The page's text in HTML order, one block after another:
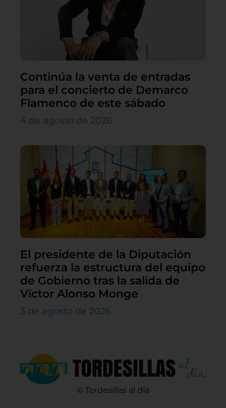
Continúa la venta de entradas
para el concierto de Demarco
Flamenco de este sábado
4 de agosto de 2026
El presidente de la Diputación
refuerza la estructura del equipo
de Gobierno tras la salida de
Víctor Alonso Monge
3 de agosto de 2026
© Tordesillas al día